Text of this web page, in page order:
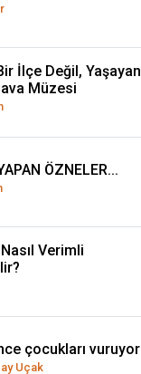
İlçe Değil, Yaşayan
Müzesi
ÖZNELER...
Verimli
çocukları vuruyor
Uçak